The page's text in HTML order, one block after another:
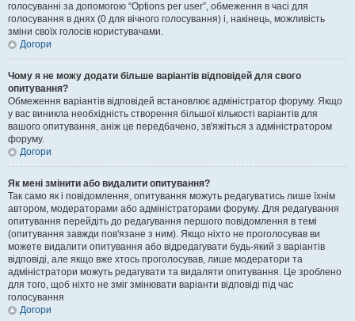
голосуванні за допомогою “Options per user”, обмеження в часі для
голосування в днях (0 для вічного голосування) і, накінець, можливість
зміни своїх голосів користувачами.
Догори
Чому я не можу додати більше варіантів відповідей для свого
опитування?
Обмеження варіантів відповідей встановлює адміністратор форуму. Якщо
у вас виникла необхідність створення більшої кількості варіантів для
вашого опитування, аніж це передбачено, зв'яжіться з адміністратором
форуму.
Догори
Як мені змінити або видалити опитування?
Так само як і повідомлення, опитування можуть редагуватись лише їхнім
автором, модераторами або адміністраторами форуму. Для редагування
опитування перейдіть до редагування першого повідомлення в темі
(опитування завжди пов'язане з ним). Якщо ніхто не проголосував ви
можете видалити опитування або відредагувати будь-який з варіантів
відповіді, але якщо вже хтось проголосував, лише модератори та
адміністратори можуть редагувати та видаляти опитування. Це зроблено
для того, щоб ніхто не зміг змінювати варіанти відповіді під час
голосування
Догори